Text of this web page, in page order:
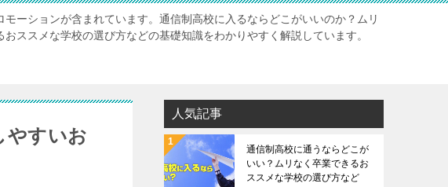
モーションが含まれています。通信制高校に入るならどこがいいのか？ムリ
おススメな学校の選び方などの基礎知識をわかりやすく解説しています。
やすいお
人気記事
通信制高校に通うならどこが
いい？ムリなく卒業できるお
ススメな学校の選び方など